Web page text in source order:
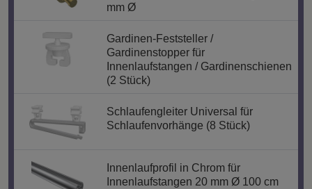
mm Ø
Gardinen-Feststeller /
Gardinenstopper für
Innenlaufstangen / Gardinenschienen
(2 Stück)
Schlaufengleiter Universal für
Schlaufenvorhänge (8 Stück)
Innenlaufprofil in Chrom für
Innenlaufstangen 20 mm Ø 100 cm